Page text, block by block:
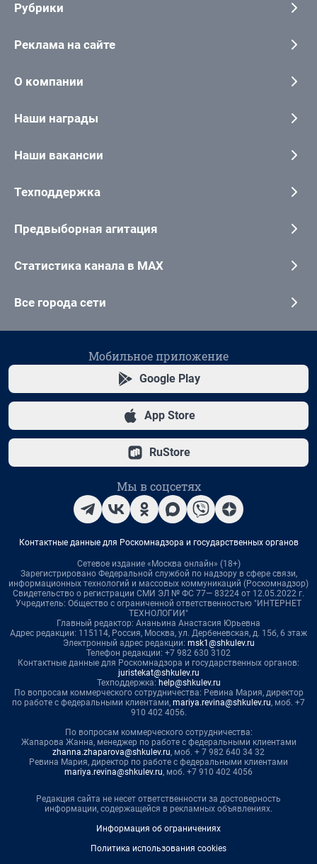
Рубрики
Реклама на сайте
О компании
Наши награды
Наши вакансии
Техподдержка
Предвыборная агитация
Статистика канала в MAX
Все города сети
Мобильное приложение
Google Play
App Store
RuStore
Мы в соцсетях
Контактные данные для Роскомнадзора и государственных органов
Сетевое издание «Москва онлайн» (18+)
Зарегистрировано Федеральной службой по надзору в сфере связи,
информационных технологий и массовых коммуникаций (Роскомнадзор)
Свидетельство о регистрации СМИ ЭЛ № ФС 77— 83224 от 12.05.2022 г.
Учредитель: Общество с ограниченной ответственностью "ИНТЕРНЕТ
ТЕХНОЛОГИИ"
Главный редактор: Ананьина Анастасия Юрьевна
Адрес редакции: 115114, Россия, Москва, ул. Дербеневская, д. 15б, 6 этаж
Электронный адрес редакции: msk1@shkulev.ru
Телефон редакции: +7 982 630 3102
Контактные данные для Роскомнадзора и государственных органов:
juristekat@shkulev.ru
Техподдержка: help@shkulev.ru
По вопросам коммерческого сотрудничества: Ревина Мария, директор
по работе с федеральными клиентами, mariya.revina@shkulev.ru, моб. +7
910 402 4056.
По вопросам коммерческого сотрудничества:
Жапарова Жанна, менеджер по работе с федеральными клиентами
zhanna.zhaparova@shkulev.ru, моб. + 7 982 640 34 32
Ревина Мария, директор по работе с федеральными клиентами
mariya.revina@shkulev.ru, моб. +7 910 402 4056
Редакция сайта не несет ответственности за достоверность
информации, содержащейся в рекламных объявлениях.
Информация об ограничениях
Политика использования cookies